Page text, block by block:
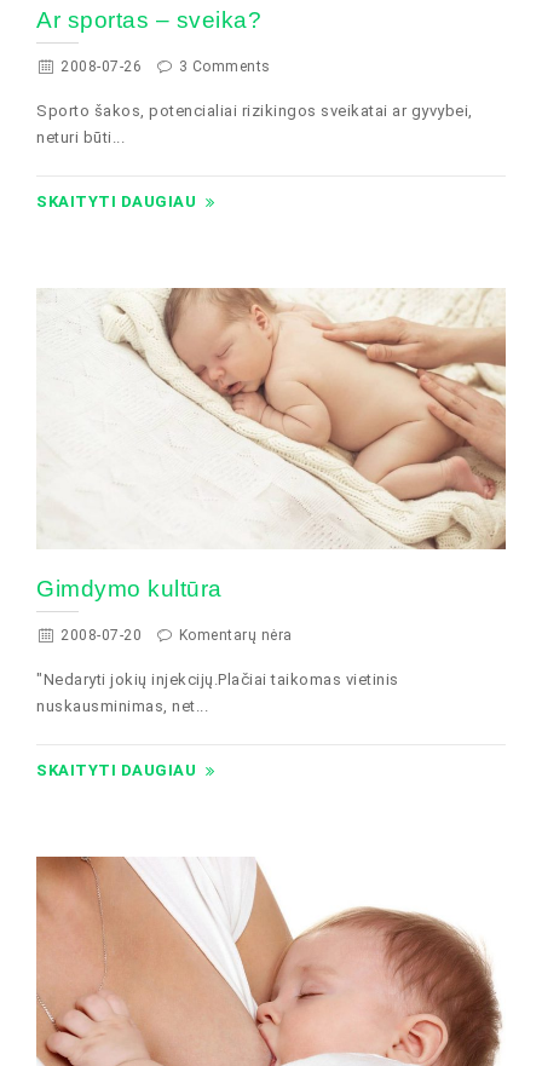
Ar sportas – sveika?
2008-07-26 3 Comments
Sporto šakos, potencialiai rizikingos sveikatai ar gyvybei,
neturi būti...
SKAITYTI DAUGIAU
Gimdymo kultūra
2008-07-20 Komentarų nėra
"Nedaryti jokių injekcijų.Plačiai taikomas vietinis
nuskausminimas, net...
SKAITYTI DAUGIAU